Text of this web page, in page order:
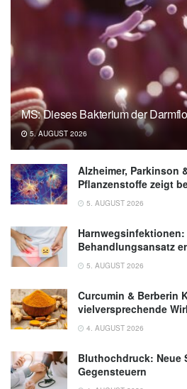
MS: Dieses Bakterium der
5. AUGUST 2026
Alzheimer, Parkinson
Pflanzenstoffe zeigt
5. AUGUST 2026
Harnwegsinfektionen:
Behandlungsansatz
5. AUGUST 2026
Curcumin & Berberin
vielversprechende
4. AUGUST 2026
Bluthochdruck: Neue
Gegensteuern